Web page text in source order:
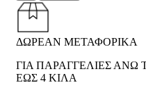
ΔΩΡΕΑΝ ΜΕΤΑΦΟΡΙΚΑ
ΓΙΑ ΠΑΡΑΓΓΕΛΙΕΣ
ΕΩΣ 4 ΚΙΛΑ